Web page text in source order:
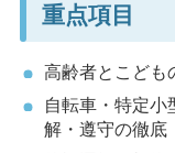
重点項目
高齢者とこども
自転車・特定小
解・遵守の徹底